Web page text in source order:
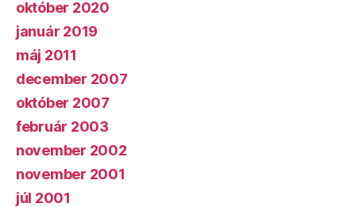
október 2020
január 2019
máj 2011
december 2007
október 2007
február 2003
november 2002
november 2001
júl 2001